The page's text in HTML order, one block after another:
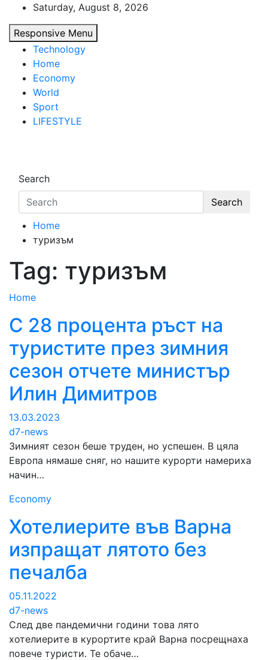
content
Saturday, August 8, 2026
Responsive Menu
Technology
Home
Economy
World
Sport
LIFESTYLE
Search
Search
Home
туризъм
Tag: туризъм
Home
С 28 процента ръст на
туристите през зимния
сезон отчете министър
Илин Димитров
13.03.2023
d7-news
Зимният сезон беше труден, но успешен. В цяла
Европа нямаше сняг, но нашите курорти намериха
начин…
Economy
Хотелиерите във Варна
изпращат лятото без
печалба
05.11.2022
d7-news
След две пандемични години това лято
хотелиерите в курортите край Варна посрещнаха
повече туристи. Те обаче…